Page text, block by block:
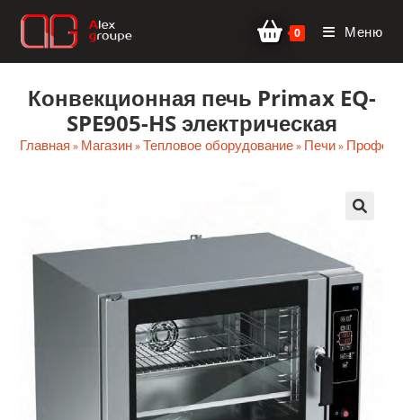
Перейти
0 Меню
Конвекционная печь Primax EQ-
SPE905-HS электрическая
Главная » Магазин»Тепловое оборудование» Печи»